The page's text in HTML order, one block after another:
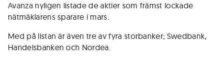
Avanza nyligen listade de aktier som främst lockade
nätmäklarens sparare i mars.
Med på listan är även tre av fyra storbanker; Swedbank,
Handelsbanken och Nordea.